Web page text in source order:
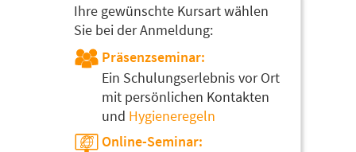
Ihre gewünschte Kursart wählen
Sie bei der Anmeldung:
Präsenzseminar:
Ein Schulungserlebnis vor Ort
mit persönlichen Kontakten
und Hygieneregeln
Online-Seminar: